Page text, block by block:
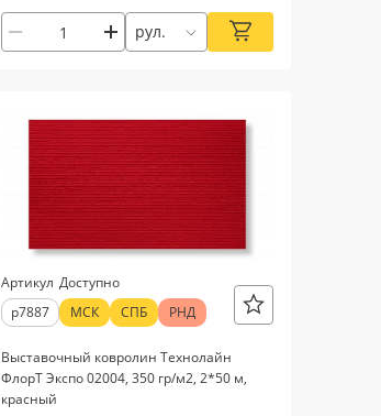
рул.
Артикул
р7887
Доступно
МСК
СПБ РНД
Выставочный ковролин Технолайн
ФлорТ Экспо 02004, 350 гр/м2, 2*50 м,
красный